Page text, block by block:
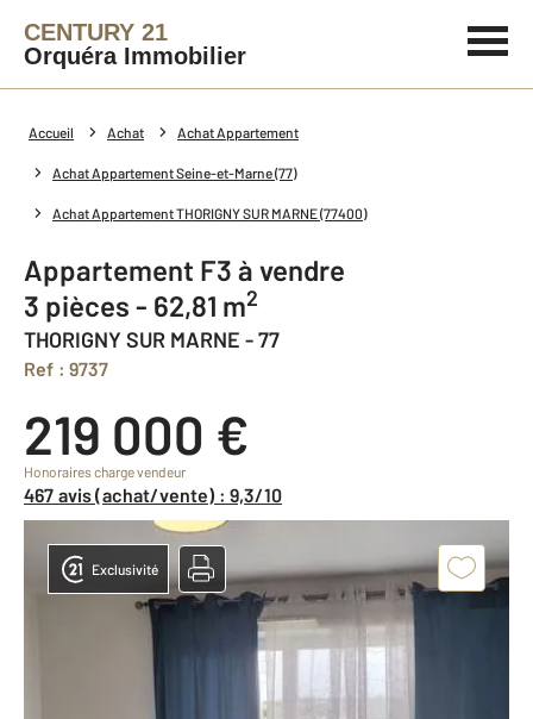
CENTURY 21
Orquéra Immobilier
Accueil Achat Achat Appartement
Achat Appartement Seine-et-Marne (77)
Achat Appartement THORIGNY SUR MARNE (77400)
Appartement F3 à vendre
3 pièces - 62,81 m2
THORIGNY SUR MARNE - 77
Ref : 9737
219 000 €
Honoraires charge vendeur
467 avis (achat/vente) : 9,3/10
Exclusivité